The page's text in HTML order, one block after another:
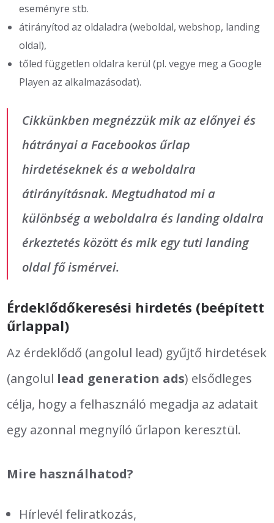
eseményre stb.
átirányítod az oldaladra (weboldal, webshop, landing
oldal),
tőled független oldalra kerül (pl. vegye meg a Google
Playen az alkalmazásodat).
Cikkünkben megnézzük mik az előnyei és
hátrányai a Facebookos űrlap
hirdetéseknek és a weboldalra
átirányításnak. Megtudhatod mi a
különbség a weboldalra és landing oldalra
érkeztetés között és mik egy tuti landing
oldal fő ismérvei.
Érdeklődőkeresési hirdetés (beépített
űrlappal)
Az érdeklődő (angolul lead) gyűjtő hirdetések
(angolul lead generation ads) elsődleges
célja, hogy a felhasználó megadja az adatait
egy azonnal megnyíló űrlapon keresztül.
Mire használhatod?
Hírlevél feliratkozás,